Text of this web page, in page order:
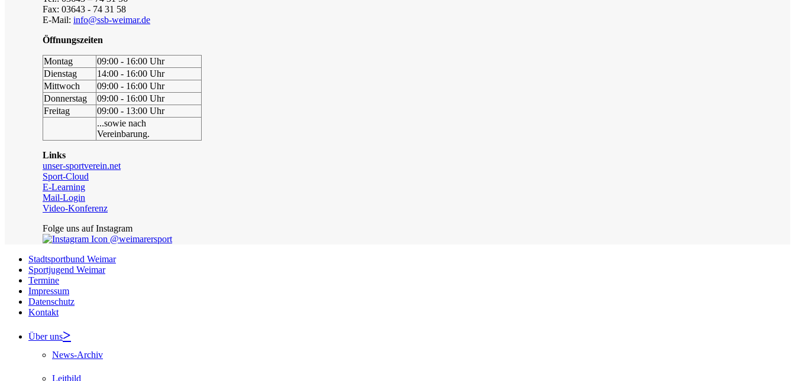
Fax: 03643 - 74 31 58
E-Mail: info@ssb-weimar.de
Öffnungszeiten
Montag
09:00 - 16:00 Uhr
Dienstag
14:00 - 16:00 Uhr
Mittwoch
09:00 - 16:00 Uhr
Donnerstag
09:00 - 16:00 Uhr
Freitag
09:00 - 13:00 Uhr
...sowie nach
Vereinbarung.
Links
unser-sportverein.net
Sport-Cloud
E-Learning
Mail-Login
Video-Konferenz
Folge uns auf Instagram
@weimarersport
Stadtsportbund Weimar
Sportjugend Weimar
Termine
Impressum
Datenschutz
Kontakt
Über uns
News-Archiv
Leitbild